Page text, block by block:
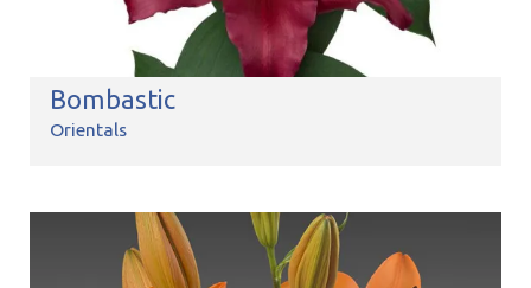
Bombastic
Orientals